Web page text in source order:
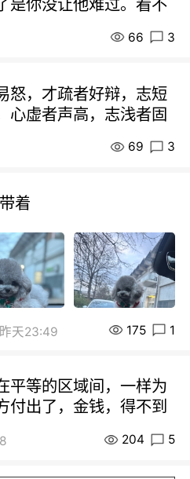
是你没让他难过。看不
66 3
怒，才疏者好辩，志短
心虚者声高，志浅者固
69 3
着
昨天23:49 175 1
平等的区域间，一样为
付出了，金钱，得不到
204 5